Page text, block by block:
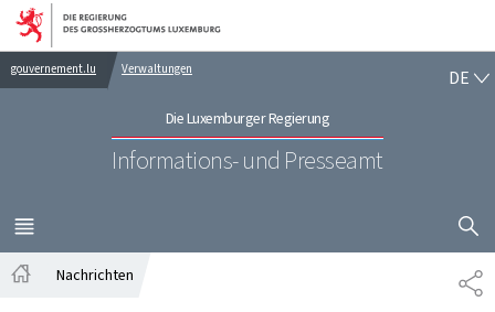
Zur Hauptnavigation
Zum Inhalt
gouvernement.lu Verwaltungen
Die Luxemburger Regierung
Informations- und Presseamt
DE
MENÜ
HAUPT-
Nachrichten